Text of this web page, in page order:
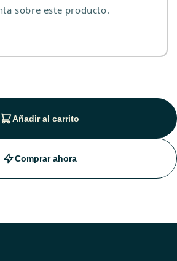
sobre este producto.
Añadir al carrito
Comprar ahora